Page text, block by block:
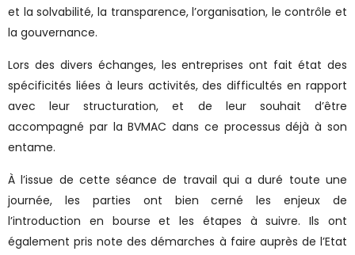
et la solvabilité, la transparence, l’organisation, le contrôle et
la gouvernance.
Lors des divers échanges, les entreprises ont fait état des
spécificités liées à leurs activités, des difficultés en rapport
avec leur structuration, et de leur souhait d’être
accompagné par la BVMAC dans ce processus déjà à son
entame.
À l’issue de cette séance de travail qui a duré toute une
journée, les parties ont bien cerné les enjeux de
l’introduction en bourse et les étapes à suivre. Ils ont
également pris note des démarches à faire auprès de l’Etat